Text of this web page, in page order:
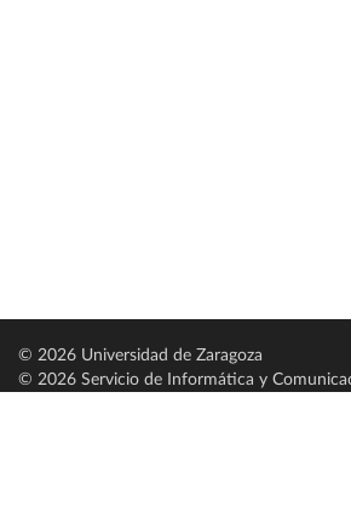
© 2026 Universidad de Zaragoza
© 2026 Servicio de Informática y